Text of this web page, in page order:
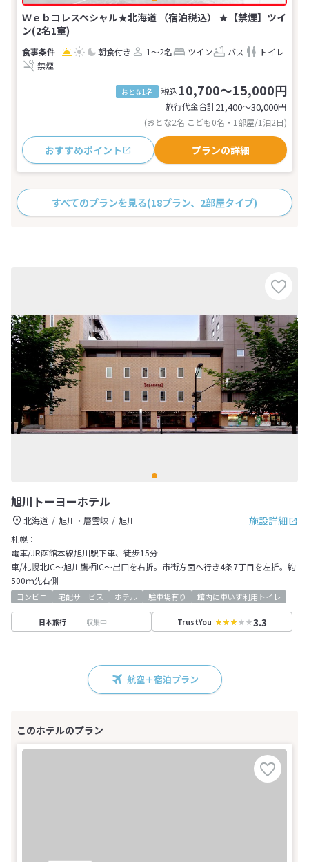
Ｗｅｂコレスペシャル★北海道 （宿泊税込） ★【禁煙】ツイ
ン(2名1室)
朝食付き 1～2名 ツイン バス
トイレ
禁煙
おとな1名 税込10,700～15,000円
旅行代金合計21,400〜30,000円
(おとな2名 こども0名・1部屋/1泊2日)
おすすめポイント プランの詳細
すべてのプランを見る(18プラン、2部屋タイプ)
旭川トーヨーホテル
施設詳細
北海道 旭川・層雲峡
旭川
札幌：
電車/JR函館本線旭川駅下車、徒歩15分
車/札幌北IC～旭川鷹栖IC～出口を右折。市街方面へ行き4条7丁目を左折。約
500ｍ先右側
コンビニ 宅配サービス ホテル 駐車場有り 館内に車いす利用トイレ
日本旅行 収集中 TrustYou 3.3
航空＋宿泊プラン